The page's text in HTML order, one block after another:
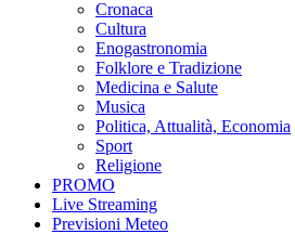
Cronaca
Cultura
Enogastronomia
Folklore e Tradizione
Medicina e Salute
Musica
Politica, Attualità, Economia
Sport
Religione
PROMO
Live Streaming
Previsioni Meteo